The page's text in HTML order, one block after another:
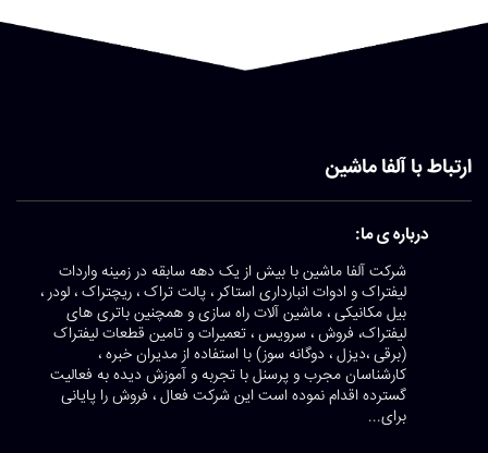
ارتباط با آلفا ماشین
درباره ی ما:
شرکت آلفا ماشین با بیش از یک دهه سابقه در زمینه واردات
لیفتراک و ادوات انبارداری استاکر ، پالت تراک ، ریچتراک ، لودر ،
بیل مکانیکی ، ماشین آلات راه سازی و همچنین باتری های
لیفتراک، فروش ، سرویس ، تعمیرات و تامین قطعات لیفتراک
(برقی ،دیزل ، دوگانه سوز) با استفاده از مدیران خبره ،
کارشناسان مجرب و پرسنل با تجربه و آموزش دیده به فعالیت
گسترده اقدام نموده است این شرکت فعال ، فروش را پایانی
برای...